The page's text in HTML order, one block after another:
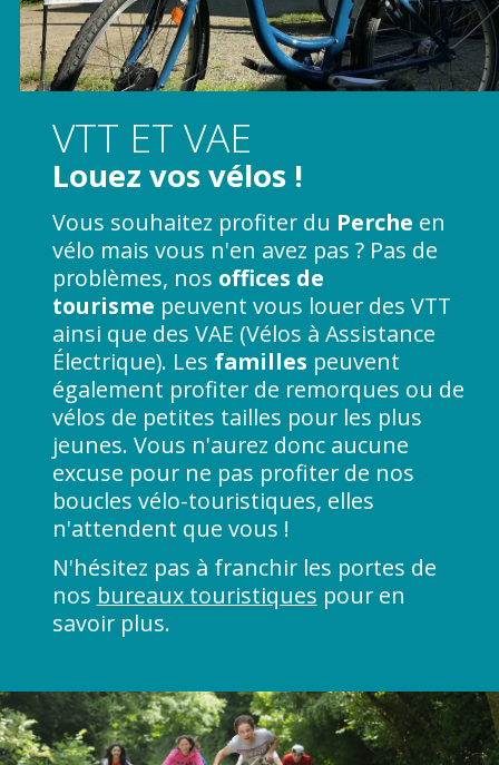
VTT ET VAE
Louez vos vélos !
Vous souhaitez profiter du Perche en
vélo mais vous n'en avez pas ? Pas de
problèmes, nos offices de
tourisme peuvent vous louer des VTT
ainsi que des VAE (Vélos à Assistance
Électrique). Les familles peuvent
également profiter de remorques ou de
vélos de petites tailles pour les plus
jeunes. Vous n'aurez donc aucune
excuse pour ne pas profiter de nos
boucles vélo-touristiques, elles
n'attendent que vous !
N'hésitez pas à franchir les portes de
nos bureaux touristiques pour en
savoir plus.